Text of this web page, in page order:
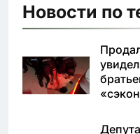
Новости по